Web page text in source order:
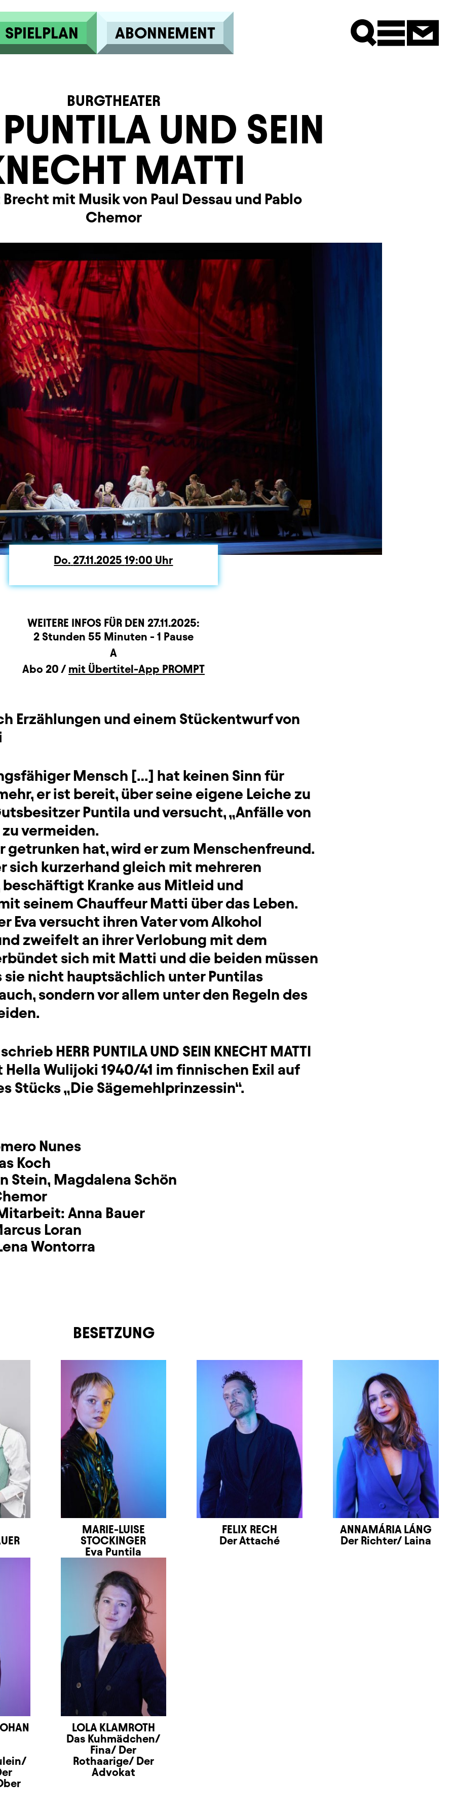
SPIELPLAN ABONNEMENT
UND SEIN
MATTI
BURGTHEATER
mit Musik von Paul Dessau und Pablo
Chemor
Do. Donnerstag
27.11.202519:00 Uhr
WEITERE INFOS FÜR DEN 27.11.2025:
2 Stunden 55 Minuten - 1 Pause
A
Abo 20 / mit Übertitel-App PROMPT
Erzählungen und einem Stückentwurf von
Mensch […] hat keinen Sinn für
er ist bereit, über seine eigene Leiche zu
Puntila und versucht, „Anfälle von
vermeiden.
getrunken hat, wird er zum Menschenfreund.
sich kurzerhand gleich mit mehreren
Kranke aus Mitleid und
seinem Chauffeur Matti über das Leben.
Eva versucht ihren Vater vom Alkohol
zweifelt an ihrer Verlobung mit dem
sich mit Matti und die beiden müssen
sie nicht hauptsächlich unter Puntilas
sondern vor allem unter den Regeln des
HERR PUNTILA UND SEIN KNECHT MATTI
Wulijoki 1940/41 im finnischen Exil auf
Stücks „Die Sägemehlprinzessin“.
Nunes
Koch
Stein, Magdalena Schön
Anna Bauer
Loran
Wontorra
BESETZUNG
MARIE-LUISE
STOCKINGER
Eva Puntila
FELIX RECH
Der Attaché
ANNAMÁRIA LÁNG
Der Richter/ Laina
LOLA KLAMROTH
Das Kuhmädchen/
Fina/ Der
Rothaarige/ Der
Advokat